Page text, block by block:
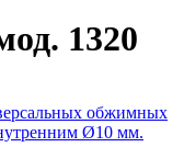
1320
обжимных
Ø10 мм.